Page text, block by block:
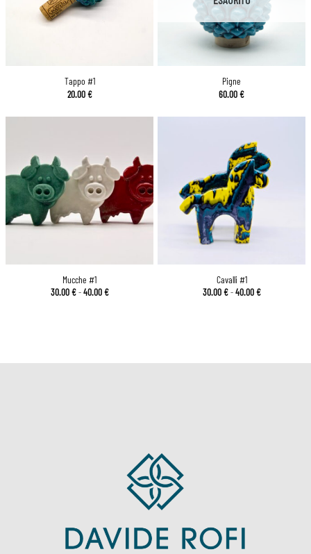
Tappo #1
20.00€
Pigne
60.00€
Mucche #1
30.00€ - 40.00€Fascia
Cavalli #1
30.00€ - 40.00€Fascia